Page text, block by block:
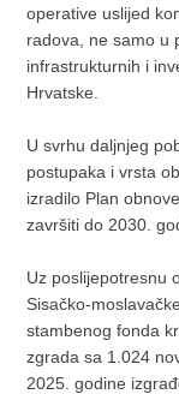
operative uslijed
radova, ne samo u
infrastrukturnih i
Hrvatske.
U svrhu daljnjeg
postupaka i vrsta
izradilo Plan
završiti do 2030.
Uz poslijepotresnu
Sisačko-
stambenog fonda
zgrada sa 1.024
2025. godine